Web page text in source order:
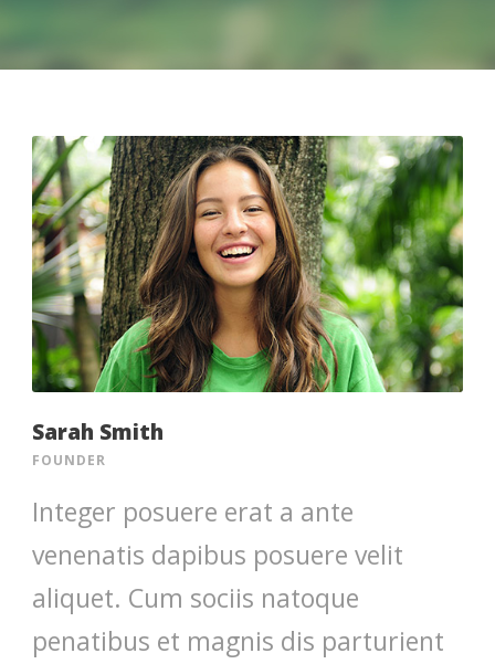
Sarah Smith
FOUNDER
Integer posuere erat a ante
venenatis dapibus posuere velit
aliquet. Cum sociis natoque
penatibus et magnis dis parturient